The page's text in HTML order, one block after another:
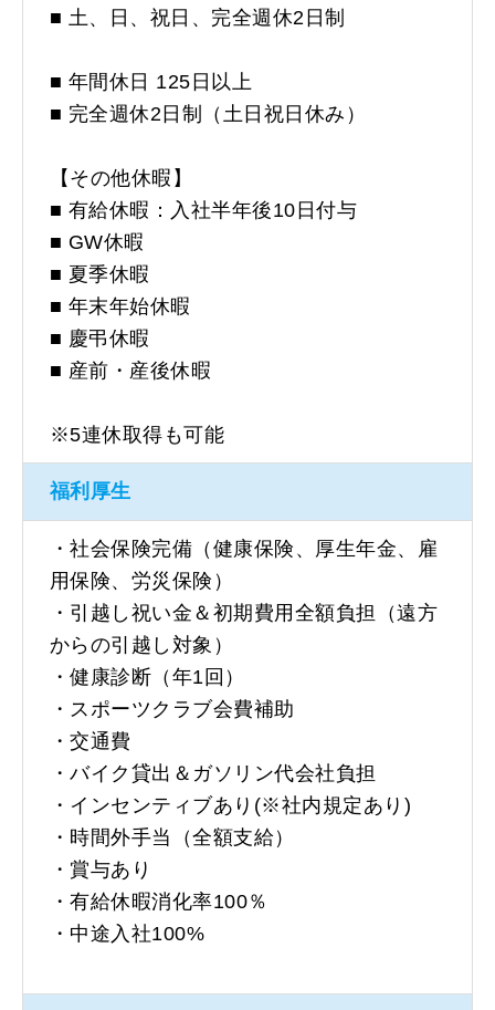
■ 土、日、祝日、完全週休2日制
■ 年間休日 125日以上
■ 完全週休2日制（土日祝日休み）
【その他休暇】
■ 有給休暇：入社半年後10日付与
■ GW休暇
■ 夏季休暇
■ 年末年始休暇
■ 慶弔休暇
■ 産前・産後休暇
※5連休取得も可能
福利厚生
・社会保険完備（健康保険、厚生年金、雇
用保険、労災保険）
・引越し祝い金＆初期費用全額負担（遠方
からの引越し対象）
・健康診断（年1回）
・スポーツクラブ会費補助
・交通費
・バイク貸出＆ガソリン代会社負担
・インセンティブあり(※社内規定あり)
・時間外手当（全額支給）
・賞与あり
・有給休暇消化率100％
・中途入社100%